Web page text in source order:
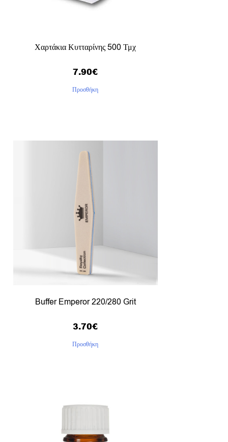
Χαρτάκια Κυτταρίνης 500 Τμχ
7.90€
Προσθήκη
Buffer Emperor 220/280 Grit
3.70€
Προσθήκη